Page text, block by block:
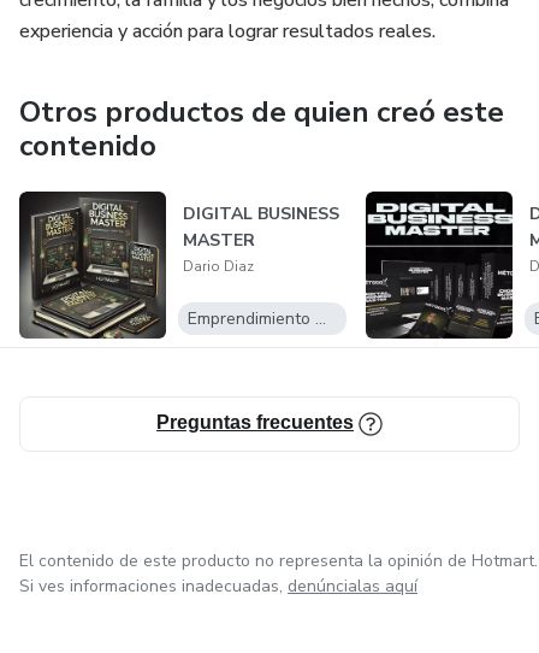
experiencia y acción para lograr resultados reales.
Otros productos de quien creó este
contenido
DIGITAL BUSINESS
MASTER
Dario Diaz
Emprendimiento Digital
Preguntas frecuentes
El contenido de este producto no representa la opinión de Hotmart.
Si ves informaciones inadecuadas, denúncialas aquí